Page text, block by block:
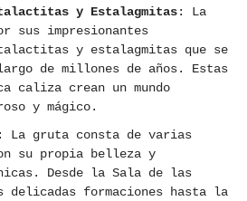
y Estalagmitas: La
sus impresionantes
y estalagmitas que se
de millones de años. Estas
caliza crean un mundo
y mágico.
: La gruta consta de varias
su propia belleza y
Desde la Sala de las
delicadas formaciones hasta la